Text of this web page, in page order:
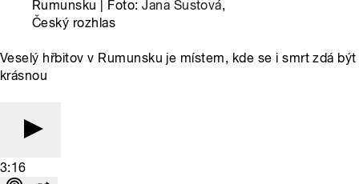
Rumunsku | Foto:Jana Šustová,
Český rozhlas
Veselý hřbitov v Rumunsku je místem, kde se i smrt zdá být
krásnou
3:16